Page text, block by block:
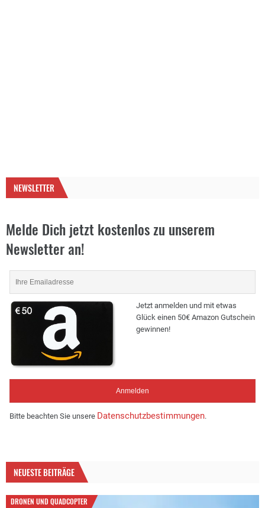
NEWSLETTER
Melde Dich jetzt kostenlos zu unserem
Newsletter an!
Jetzt anmelden und mit etwas
Glück einen 50€ Amazon Gutschein
gewinnen!
Bitte beachten Sie unsere Datenschutzbestimmungen.
NEUESTE BEITRÄGE
DRONEN UND QUADCOPTER